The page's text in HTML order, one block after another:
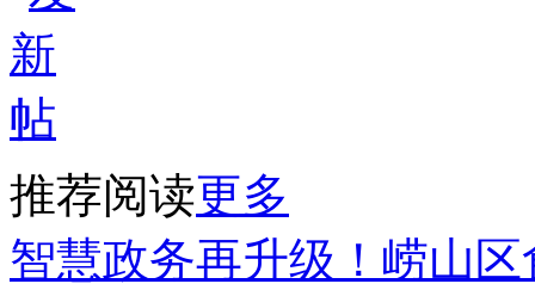
推荐阅读更多
智慧政务再升级！崂山